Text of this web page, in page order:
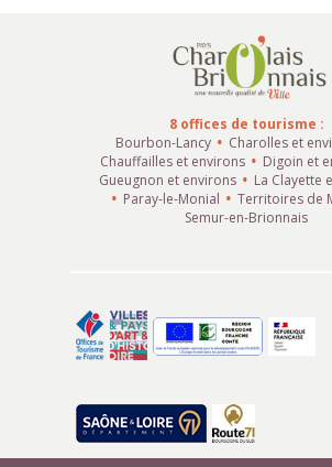
8 offices de tourisme :
Bourbon-Lancy
Charolles et
Chauffailles et environs
Digoin et
Gueugnon et environs
La Clayette
Paray-le-Monial
Territoires de
Semur-en-Brionnais